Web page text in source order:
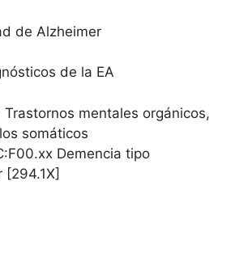
de Alzheimer
de la EA
Trastornos mentales orgánicos,
somáticos
Demencia tipo
[294.1X]